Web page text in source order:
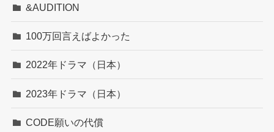
&AUDITION
100万回言えばよかった
2022年ドラマ（日本）
2023年ドラマ（日本）
CODE願いの代償